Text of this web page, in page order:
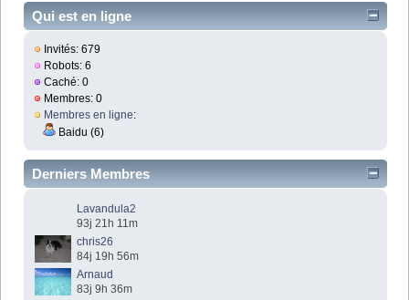
Qui est en ligne
Invités: 679
Robots: 6
Caché: 0
Membres: 0
Membres en ligne:
Baidu (6)
Derniers Membres
Lavandula2
93j 21h 11m
chris26
84j 19h 56m
Arnaud
83j 9h 36m